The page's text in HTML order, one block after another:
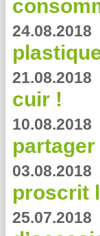
24.08.2018
21.08.2018
cuir !
10.08.2018
03.08.2018
proscrit
25.07.2018